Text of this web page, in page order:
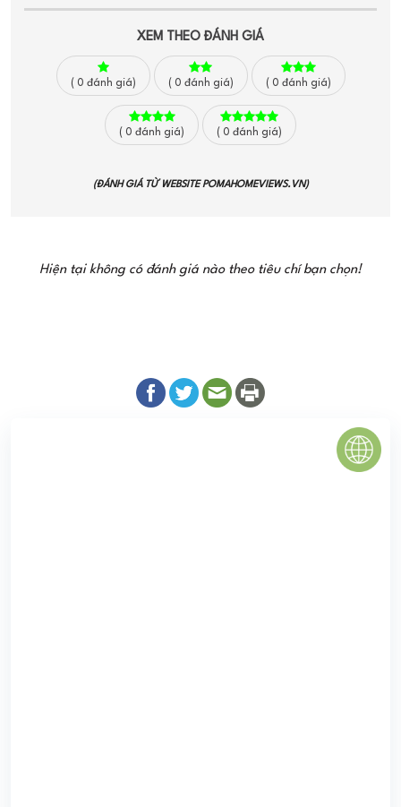
XEM THEO ĐÁNH GIÁ
( 0 đánh giá) ( 0 đánh giá) ( 0 đánh giá)
( 0 đánh giá) ( 0 đánh giá)
(ĐÁNH GIÁ TỪ WEBSITEPOMAHOMEVIEWS.VN)
Hiện tại không có đánh giá nào theo tiêu chí bạn chọn!